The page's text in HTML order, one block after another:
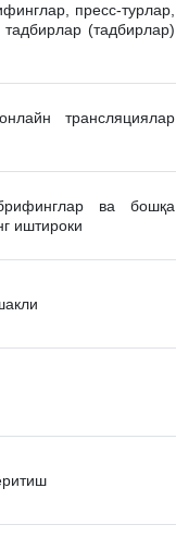
пресс-турлар,
(тадбирлар)
трансляциялар
ва бошқа
иштироки